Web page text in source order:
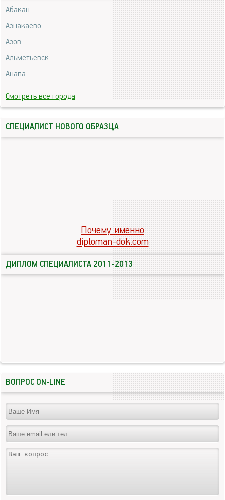
Абакан
Азнакаево
Азов
Альметьевск
Анапа
Смотреть все города
СПЕЦИАЛИСТ НОВОГО ОБРАЗЦА
Почему именно
diploman-dok.com
ДИПЛОМ СПЕЦИАЛИСТА 2011-2013
ВОПРОС ON-LINE